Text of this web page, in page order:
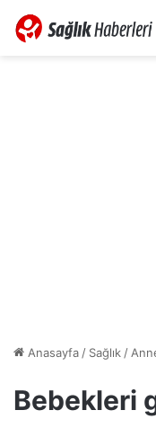
Anasayfa/ Sağlık/
Bebekleri